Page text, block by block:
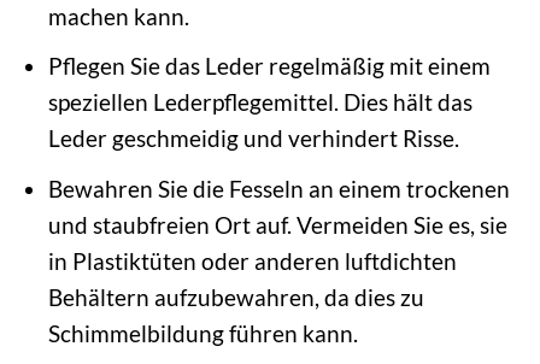
machen kann.
Pflegen Sie das Leder regelmäßig mit einem
speziellen Lederpflegemittel. Dies hält das
Leder geschmeidig und verhindert Risse.
Bewahren Sie die Fesseln an einem trockenen
und staubfreien Ort auf. Vermeiden Sie es, sie
in Plastiktüten oder anderen luftdichten
Behältern aufzubewahren, da dies zu
Schimmelbildung führen kann.